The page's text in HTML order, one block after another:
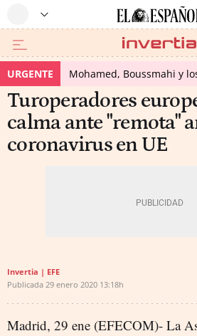
URGENTE Mohamed, Boussmahi y
Turoperadores
calma ante "remota"
coronavirus en UE
Invertia | EFE
Publicada 29 enero 2020 13:18h
Madrid, 29 ene (EFECOM)- La